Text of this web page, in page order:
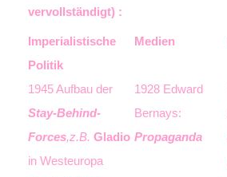
vervollständigt) :
Imperialistische
Politik
Medien
1945 Aufbau der
Stay-Behind-
Forces,z.B. Gladio
in Westeuropa
1928 Edward
Bernays:
Propaganda